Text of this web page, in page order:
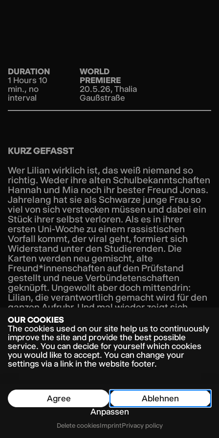
OUR COOKIES
The cookies used on our site help us to continuously
improve the site and provide the best possible
service. You can decide for yourself which cookies
you would like to accept. You can change your
settings via a link in the website footer.
Agree
Ablehnen
Anpassen
Delete cookiesImprintPrivacy policy
Table of Contents
DURATION
1 Hours 10
min., no
interval
WORLD
PREMIERE
20.5.26, Thalia
Gaußstraße
KURZ GEFASST
Wer Lilian wirklich ist, das weiß niemand so
richtig. Weder ihre alten Schulbekanntschaften
Hannah und Mia noch ihr bester Freund Jonas.
Jahrelang hat sie als Schwarze junge Frau so
viel von sich verstecken müssen und dabei ein
Stück ihrer selbst verloren. Als es in ihrer
ersten Uni-Woche zu einem rassistischen
Vorfall kommt, der viral geht, formiert sich
Widerstand unter den Studierenden. Die
Karten werden neu gemischt, alte
Freund*innenschaften auf den Prüfstand
gestellt und neue Verbündetenschaften
geknüpft. Ungewollt aber doch mittendrin:
Lilian, die verantwortlich gemacht wird für den
ganzen Aufruhr. Und mal wieder zeigt sich,
weder Schulhof noch Universität sind neutrale
Zonen, auf ihnen wird Welt gespielt – nach
allen Regeln der Macht und des Ausschlusses.
Doch diesmal ist Lilian nicht allein. Sie findet
Kompliz*innen und dadurch auch ein Stück
weiter zu sich selbst.
Mable Preach bringt mit NO BODY einen rasant
rhythmischen Abend voller Popkultur- und
Comic-Referenzen auf die Bühne und stellt
neben aller Verspieltheit, wichtige Fragen nach